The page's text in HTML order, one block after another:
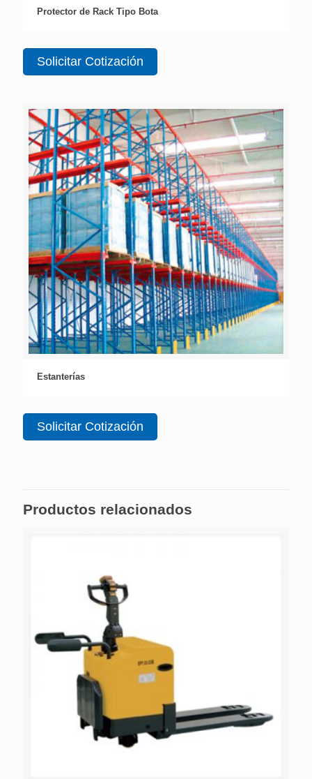
Protector de Rack Tipo Bota
Solicitar Cotización
Estanterías
Solicitar Cotización
Productos relacionados